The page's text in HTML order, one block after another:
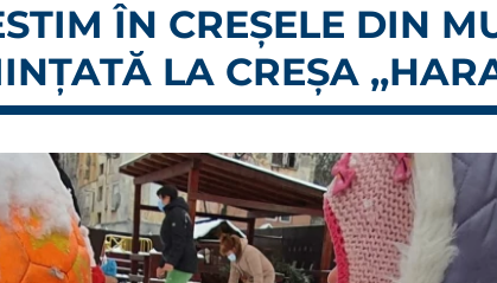
ÎN CREȘELE DIN
LA CREȘA